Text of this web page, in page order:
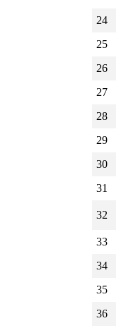
24
25
26
27
28
29
30
31
32
33
34
35
36